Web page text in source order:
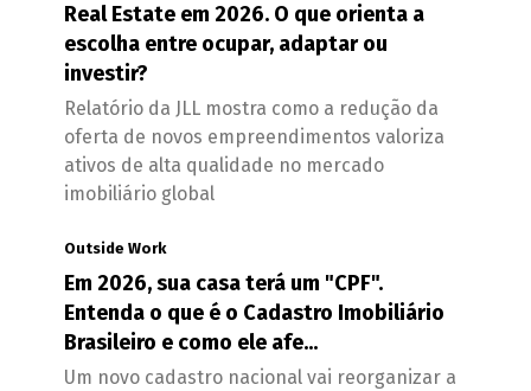
Real Estate em 2026. O que orienta a
escolha entre ocupar, adaptar ou
investir?
Relatório da JLL mostra como a redução da
oferta de novos empreendimentos valoriza
ativos de alta qualidade no mercado
imobiliário global
Outside Work
Em 2026, sua casa terá um "CPF".
Entenda o que é o Cadastro Imobiliário
Brasileiro e como ele afe...
Um novo cadastro nacional vai reorganizar a